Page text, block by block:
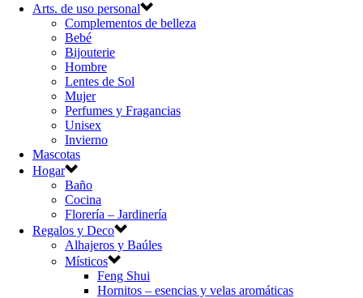
Arts. de uso personal
Complementos de belleza
Bebé
Bijouterie
Hombre
Lentes de Sol
Mujer
Perfumes y Fragancias
Unisex
Invierno
Mascotas
Hogar
Baño
Cocina
Florería – Jardinería
Regalos y Deco
Alhajeros y Baúles
Místicos
Feng Shui
Hornitos – esencias y velas aromáticas